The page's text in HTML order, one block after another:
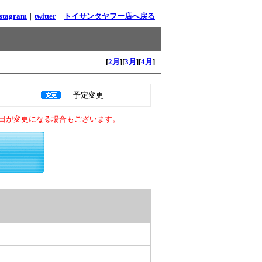
｜ twitter ｜ トイサンタヤフー店へ戻る
[2月 ][3月 ][4月 ]
予定変更
変更になる場合もございます。